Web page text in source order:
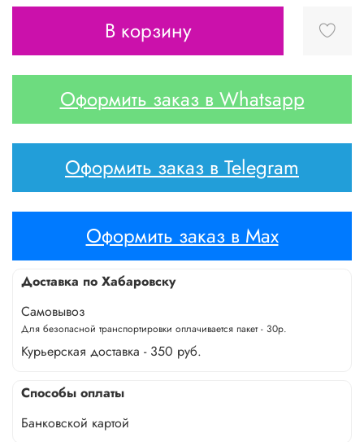
В корзину
Оформить заказ в Whatsapp
Оформить заказ в Telegram
Оформить заказ в Max
Доставка по Хабаровску
Самовывоз
Для безопасной транспортировки оплачивается пакет - 30р.
Курьерская доставка - 350 руб.
Способы оплаты
Банковской картой